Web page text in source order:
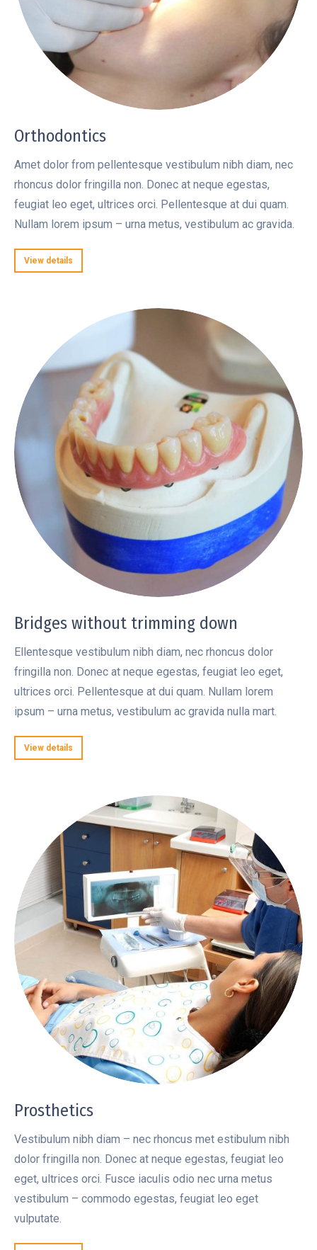
Orthodontics
Amet dolor from pellentesque vestibulum nibh diam, nec
rhoncus dolor fringilla non. Donec at neque egestas,
feugiat leo eget, ultrices orci. Pellentesque at dui quam.
Nullam lorem ipsum – urna metus, vestibulum ac gravida.
View details
Bridges without trimming down
Ellentesque vestibulum nibh diam, nec rhoncus dolor
fringilla non. Donec at neque egestas, feugiat leo eget,
ultrices orci. Pellentesque at dui quam. Nullam lorem
ipsum – urna metus, vestibulum ac gravida nulla mart.
View details
Prosthetics
Vestibulum nibh diam – nec rhoncus met estibulum nibh
dolor fringilla non. Donec at neque egestas, feugiat leo
eget, ultrices orci. Fusce iaculis odio nec urna metus
vestibulum – commodo egestas, feugiat leo eget
vulputate.